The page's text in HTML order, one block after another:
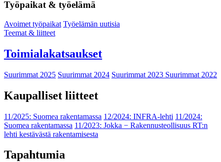
Työpaikat & työelämä
Avoimet työpaikat Työelämän uutisia
Teemat & liitteet
Toimialakatsaukset
Suurimmat 2025 Suurimmat 2024 Suurimmat 2023 Suurimmat 2022
Kaupalliset liitteet
11/2025: Suomea rakentamassa 12/2024: INFRA-lehti 11/2024:
Suomea rakentamassa 11/2023: Jokka − Rakennusteollisuus RT:n
lehti kestävästä rakentamisesta
Tapahtumia